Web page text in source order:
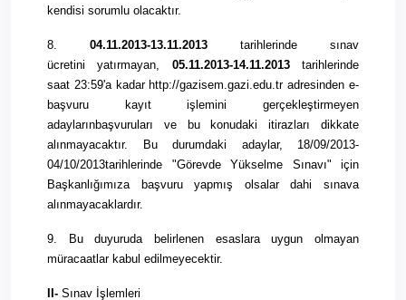
kendisi sorumlu olacaktır.
8. 04.11.2013-13.11.2013 tarihlerinde sınav
ücretini yatırmayan, 05.11.2013-14.11.2013tarihlerinde
saat 23:59'a kadar http://gazisem.gazi.edu.tr adresinden e-
başvuru kayıt işlemini gerçekleştirmeyen
adaylarınbaşvuruları ve bu konudaki itirazları dikkate
alınmayacaktır. Bu durumdaki adaylar, 18/09/2013-
04/10/2013tarihlerinde "Görevde Yükselme Sınavı" için
Başkanlığımıza
başvuruyapmış olsalar dahi sınava
alınmayacaklardır.
9. Bu duyuruda belirlenen esaslara uygun olmayan
müracaatlar kabul edilmeyecektir.
II- Sınav İşlemleri